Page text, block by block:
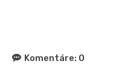
Komentáre: 0